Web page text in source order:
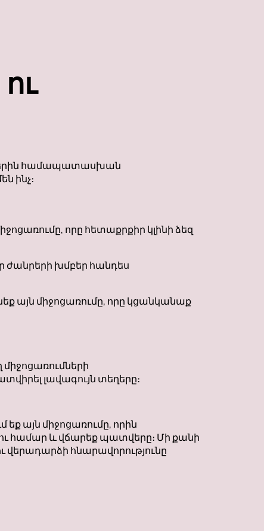
համապատասխան
ինչ։
որը հետաքրքիր կլինի ձեզ
ժանրերի խմբեր հանդես
այն միջոցառումը, որը կցանկանաք
լավագույն տեղերը։
եք այն միջոցառումը, որին
համար և վճարեք պատվերը։ Մի քանի
վերադարձի հնարավորությունը